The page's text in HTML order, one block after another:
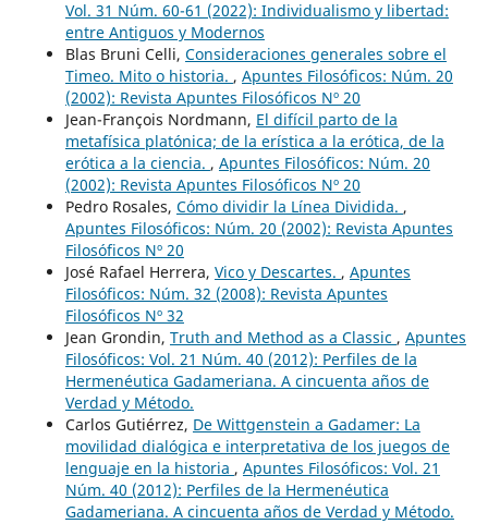
Vol. 31 Núm. 60-61 (2022): Individualismo y libertad:
entre Antiguos y Modernos
Blas Bruni Celli, Consideraciones generales sobre el
Timeo. Mito o historia. , Apuntes Filosóficos: Núm. 20
(2002): Revista Apuntes Filosóficos Nº 20
Jean-François Nordmann, El difícil parto de la
metafísica platónica; de la erística a la erótica, de la
erótica a la ciencia. , Apuntes Filosóficos: Núm. 20
(2002): Revista Apuntes Filosóficos Nº 20
Pedro Rosales, Cómo dividir la Línea Dividida. ,
Apuntes Filosóficos: Núm. 20 (2002): Revista Apuntes
Filosóficos Nº 20
José Rafael Herrera, Vico y Descartes. , Apuntes
Filosóficos: Núm. 32 (2008): Revista Apuntes
Filosóficos Nº 32
Jean Grondin, Truth and Method as a Classic , Apuntes
Filosóficos: Vol. 21 Núm. 40 (2012): Perfiles de la
Hermenéutica Gadameriana. A cincuenta años de
Verdad y Método.
Carlos Gutiérrez, De Wittgenstein a Gadamer: La
movilidad dialógica e interpretativa de los juegos de
lenguaje en la historia , Apuntes Filosóficos: Vol. 21
Núm. 40 (2012): Perfiles de la Hermenéutica
Gadameriana. A cincuenta años de Verdad y Método.